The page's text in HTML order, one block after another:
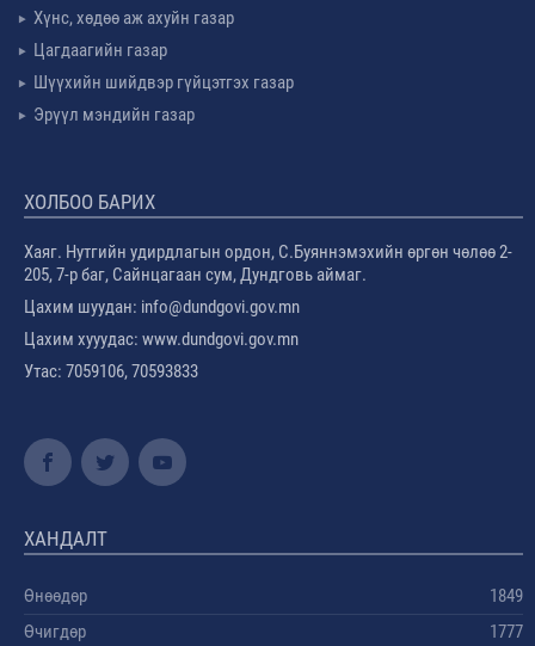
Хүнс, хөдөө аж ахуйн газар
Цагдаагийн газар
Шүүхийн шийдвэр гүйцэтгэх газар
Эрүүл мэндийн газар
ХОЛБОО БАРИХ
Хаяг. Нутгийн удирдлагын ордон, С.Буяннэмэхийн өргөн чөлөө 2-
205, 7-р баг, Сайнцагаан сум, Дундговь аймаг.
Цахим шуудан: info@dundgovi.gov.mn
Цахим хууудас: www.dundgovi.gov.mn
Утас: 7059106, 70593833
ХАНДАЛТ
Өнөөдөр
1849
Өчигдөр
1777